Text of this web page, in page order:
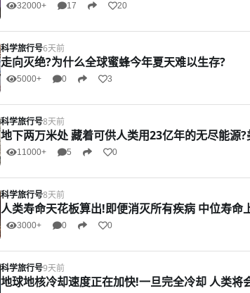
32000+ 17 20
科学旅行号6天前
走向灭绝?为什么全球蜜蜂今年夏天难以生存?
5000+ 0 3
科学旅行号8天前
地下两万米处 藏着可供人类用23亿年的无尽能源
11000+ 5 0
科学旅行号8天前
人类寿命天花板算出!即便消灭所有疾病 中位寿命
3000+ 0 0
科学旅行号9天前
地球地核冷却速度正在加快!一旦完全冷却 人类将